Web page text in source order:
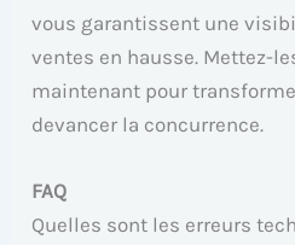
vous garantissent une
ventes en hausse. Mettez-
maintenant pour
devancer la concurrence.
FAQ
Quelles sont les erreurs